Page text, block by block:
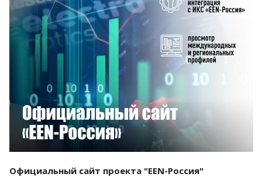
Смотреть проект
Официальный сайт проекта "EEN-Россия"